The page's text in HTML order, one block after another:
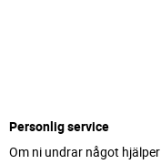
Personlig service
Om ni undrar något